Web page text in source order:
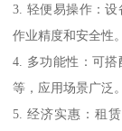
3. 轻便易操作：
作业精度和安全性。
4. 多功能性：可
等，应用场景广泛。
5. 经济实惠：租